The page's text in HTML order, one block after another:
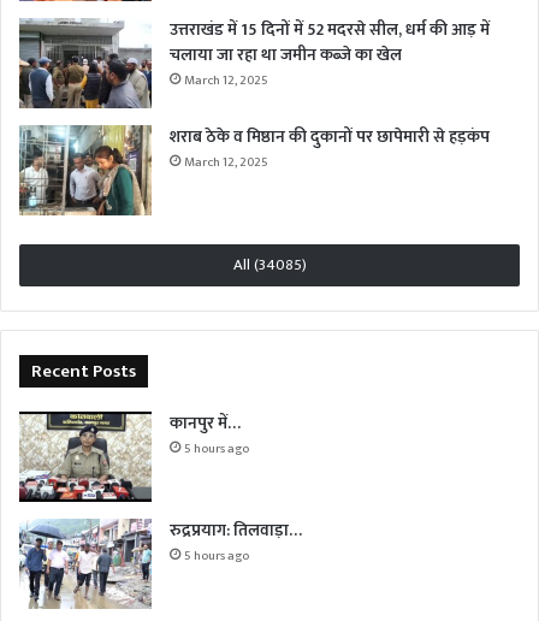
उत्तराखंड में 15 दिनों में 52 मदरसे सील, धर्म की आड़ में
चलाया जा रहा था जमीन कब्जे का खेल
March 12, 2025
शराब ठेके व मिष्ठान की दुकानों पर छापेमारी से हड़कंप
March 12, 2025
All (34085)
Recent Posts
कानपुर में…
5 hours ago
रुद्रप्रयाग: तिलवाड़ा…
5 hours ago